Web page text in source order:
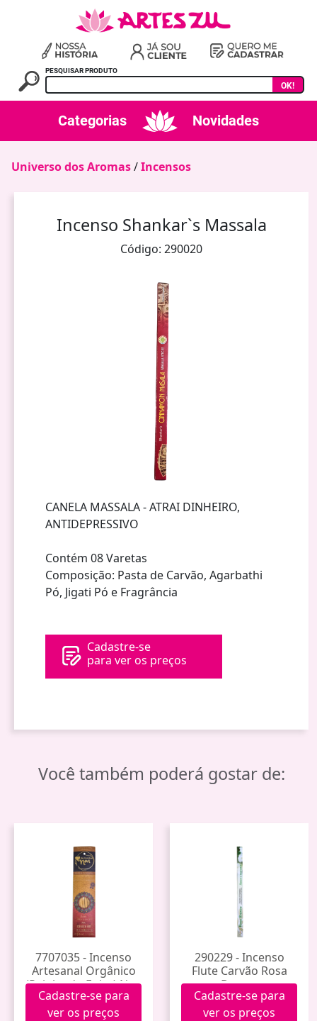
PESQUISAR PRODUTO
OK!
Categorias Novidades
Universo dos Aromas/Incensos
Incenso Shankar`s Massala
Código: 290020
CANELA MASSALA - ATRAI DINHEIRO,
ANTIDEPRESSIVO
Contém 08 Varetas
Composição: Pasta de Carvão, Agarbathi
Pó, Jigati Pó e Fragrância
Cadastre-se
para ver os preços
Você também poderá gostar de:
7707035 - Incenso
Artesanal Orgânico
(Rainha do Egito) Noa
Cadastre-se para
ver os preços
290229 - Incenso
Flute Carvão Rosa
Branca
Cadastre-se para
ver os preços